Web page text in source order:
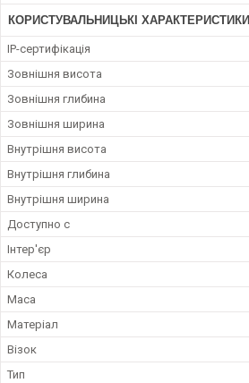
КОРИСТУВАЛЬНИЦЬКІ ХАРАКТЕРИСТИКИ
IP-сертифікація
Зовнішня висота
Зовнішня глибина
Зовнішня ширина
Внутрішня висота
Внутрішня глибина
Внутрішня ширина
Доступно с
Інтер'єр
Колеса
Маса
Матеріал
Візок
Тип